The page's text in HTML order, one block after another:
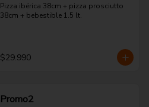
Pizza ibérica 38cm + pizza prosciutto
38cm + bebestible 1.5 lt.
$29.990
Promo2